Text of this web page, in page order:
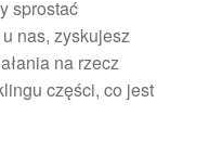
sprostać
nas, zyskujesz
na rzecz
części, co jest